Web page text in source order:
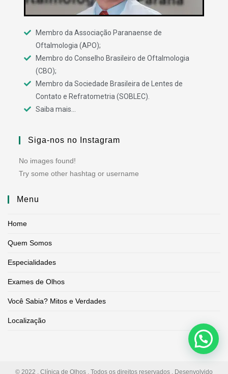
Membro da Associação Paranaense de
Oftalmologia (APO);
Membro do Conselho Brasileiro de Oftalmologia
(CBO);
Membro da Sociedade Brasileira de Lentes de
Contato e Refratometria (SOBLEC).
Saiba mais...
Siga-nos no Instagram
No images found!
Try some other hashtag or username
Menu
Home
Quem Somos
Especialidades
Exames de Olhos
Você Sabia? Mitos e Verdades
Localização
© 2022 . Clínica de Olhos . Todos os direitos reservados . Desenvolvido